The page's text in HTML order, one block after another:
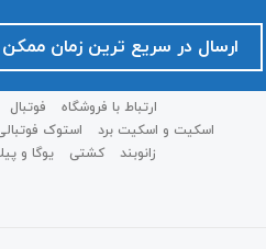
ارسال در سریع ترین زمان ممکن ‌< تماس
ارتباط با فروشگاه فوتبال
اسکیت و اسکیت برد
استوک
زانوبند
کشتی یوگا و